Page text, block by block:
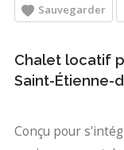
Sauvegarder
Chalet locatif
Saint-Étienne-
Conçu pour